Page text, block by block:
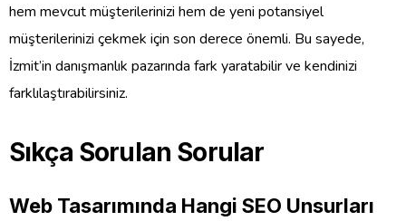
hem mevcut müşterilerinizi hem de yeni potansiyel
müşterilerinizi çekmek için son derece önemli. Bu sayede,
İzmit’in danışmanlık pazarında fark yaratabilir ve kendinizi
farklılaştırabilirsiniz.
Sıkça Sorulan Sorular
Web Tasarımında Hangi SEO Unsurları